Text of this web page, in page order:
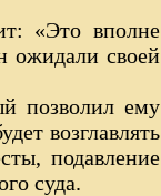
«Это вполне
ожидали своей
позволил ему
возглавлять
подавление
суда.